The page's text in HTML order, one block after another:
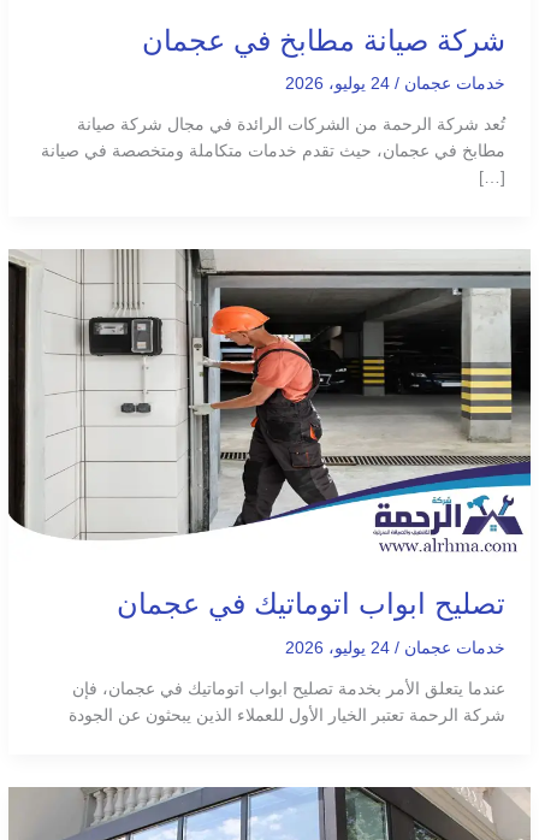
شركة صيانة مطابخ في عجمان
خدمات عجمان/24 يوليو، 2026
تُعد شركة الرحمة من الشركات الرائدة في مجال شركة صيانة
مطابخ في عجمان، حيث تقدم خدمات متكاملة ومتخصصة في صيانة
[…]
تصليح ابواب اتوماتيك في عجمان
خدمات عجمان/24 يوليو، 2026
عندما يتعلق الأمر بخدمة تصليح ابواب اتوماتيك في عجمان، فإن
شركة الرحمة تعتبر الخيار الأول للعملاء الذين يبحثون عن الجودة